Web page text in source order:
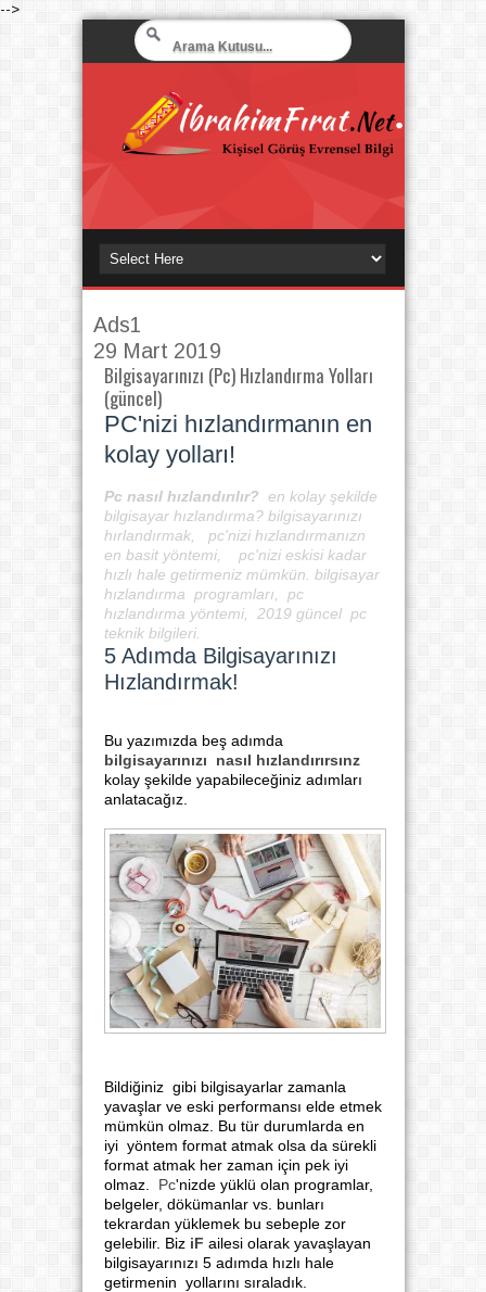
-->
Ads1
29 Mart 2019
Bilgisayarınızı (Pc) Hızlandırma Yolları
(güncel)
PC'nizi hızlandırmanın en
kolay yolları!
Pc nasıl hızlandırılır? en kolay şekilde
bilgisayar hızlandırma? bilgisayarınızı
hırlandırmak, pc'nizi hızlandırmanızn
en basit yöntemi, pc'nizi eskisi kadar
hızlı hale getirmeniz mümkün. bilgisayar
hızlandırma programları, pc
hızlandırma yöntemi, 2019 güncel pc
teknik bilgileri.
5 Adımda Bilgisayarınızı
Hızlandırmak!
Bu yazımızda beş adımda
bilgisayarınızı nasıl hızlandırırsınz
kolay şekilde yapabileceğiniz adımları
anlatacağız.
Bildiğiniz gibi bilgisayarlar zamanla
yavaşlar ve eski performansı elde etmek
mümkün olmaz. Bu tür durumlarda en
iyi yöntem format atmak olsa da sürekli
format atmak her zaman için pek iyi
olmaz. Pc'nizde yüklü olan programlar,
belgeler, dökümanlar vs. bunları
tekrardan yüklemek bu sebeple zor
gelebilir. Biz iF ailesi olarak yavaşlayan
bilgisayarınızı 5 adımda hızlı hale
getirmenin yollarını sıraladık.